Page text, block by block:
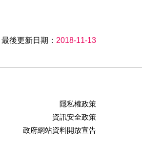
最後更新日期： 2018-11-13
隱私權政策
資訊安全政策
政府網站資料開放宣告